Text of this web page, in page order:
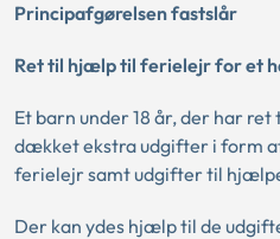
Principafgørelsen fastslår
Ret til hjælp til ferielejr for et
Et barn under 18 år, der har
dækket ekstra udgifter i form
ferielejr samt udgifter til
Der kan ydes hjælp til de